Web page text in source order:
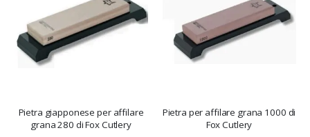
Pietra giapponese per affilare
grana 280 di Fox Cutlery
Pietra per affilare grana 1000 di
Fox Cutlery